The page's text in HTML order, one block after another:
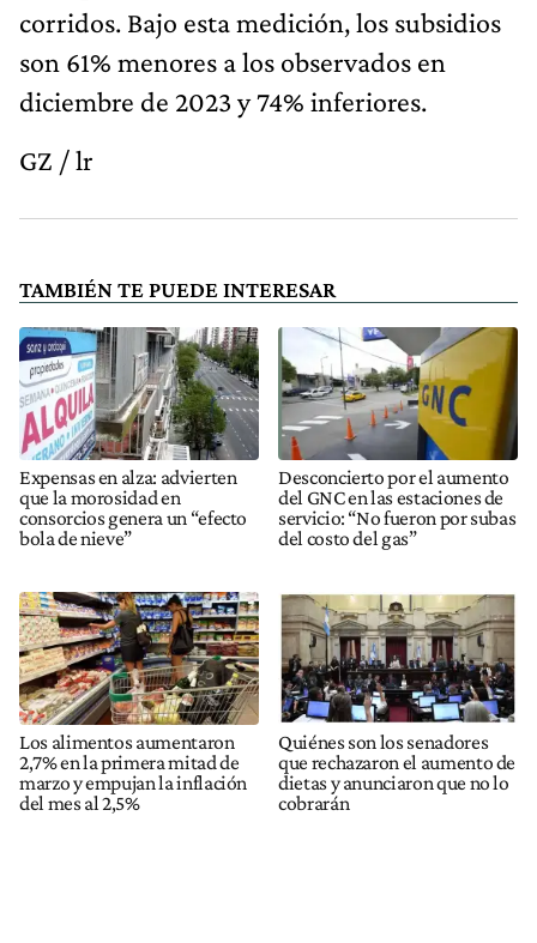
corridos. Bajo esta medición, los subsidios
son 61% menores a los observados en
diciembre de 2023 y 74% inferiores.
GZ / lr
TAMBIÉN TE PUEDE INTERESAR
Expensas en alza: advierten
que la morosidad en
consorcios genera un “efecto
bola de nieve”
Desconcierto por el aumento
del GNC en las estaciones de
servicio: “No fueron por subas
del costo del gas”
Los alimentos aumentaron
2,7% en la primera mitad de
marzo y empujan la inflación
del mes al 2,5%
Quiénes son los senadores
que rechazaron el aumento de
dietas y anunciaron que no lo
cobrarán